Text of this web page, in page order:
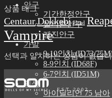
안구
기간한정안구
실리콘안구
레진안구
가발
9-10인치 (ID72/
8-9인치 (ID68F)
6-7인치 (ID51M)
의상
아이딜리언 75 남아
상품 태그
CentaurDokkebi Head
Vampire
선택과 일치하는 상품이 없습
E S T . 2 0 0 2